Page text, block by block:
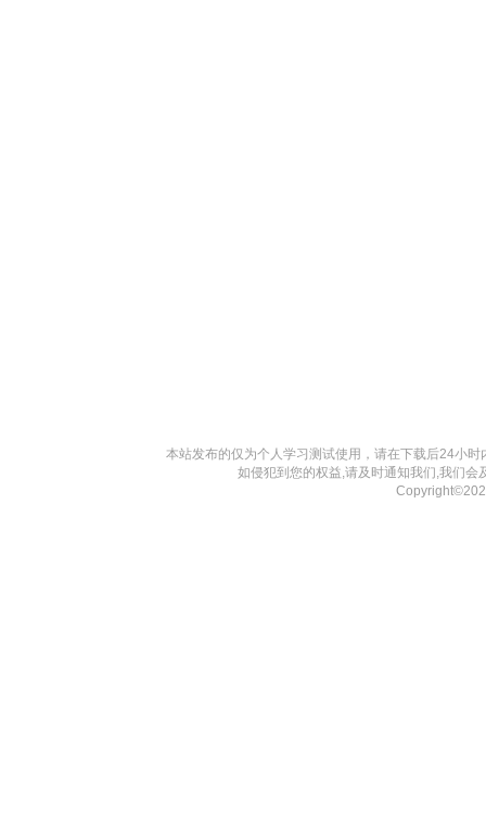
本站发布的仅为个人学习测试使用，请在下载后24小
如侵犯到您的权益,请及时通知我们,我们